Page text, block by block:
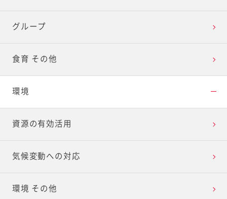
グループ
食育 その他
環境
資源の有効活用
気候変動への対応
環境 その他